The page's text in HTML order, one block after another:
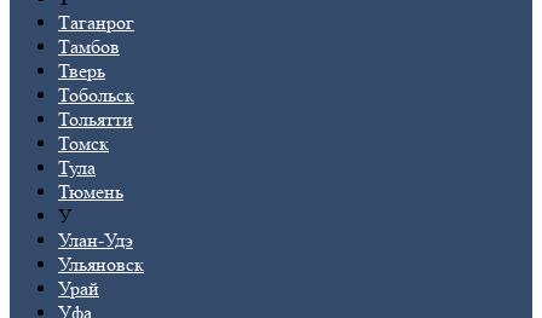
Таганрог
Тамбов
Тверь
Тобольск
Тольятти
Томск
Тула
Тюмень
У
Улан-Удэ
Ульяновск
Урай
Уфа